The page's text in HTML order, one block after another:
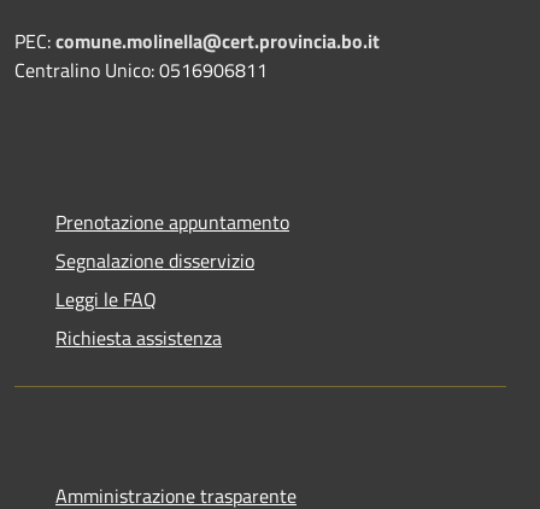
PEC:comune.molinella@cert.provincia.bo.it
Centralino Unico: 0516906811
Prenotazione appuntamento
Segnalazione disservizio
Leggi le FAQ
Richiesta assistenza
Amministrazione trasparente